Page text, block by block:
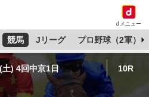
dメニュー
競馬 Jリーグ プロ野球（2軍）
) 4回中京1日 10R